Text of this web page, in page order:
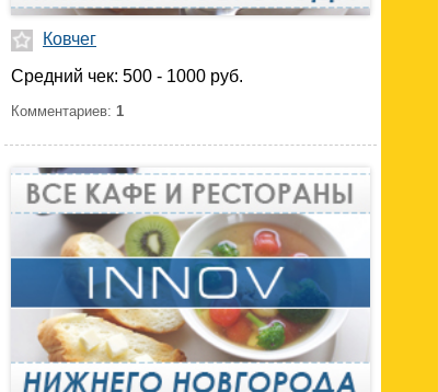
Ковчег
Средний чек: 500 - 1000 руб.
Комментариев: 1